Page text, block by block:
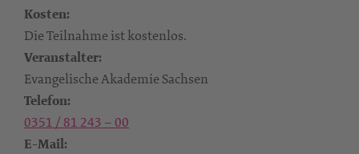
Kosten:
Die Teilnahme ist kostenlos.
Veranstalter:
Evangelische Akademie Sachsen
Telefon:
0351 / 81 243 – 00
E-Mail: